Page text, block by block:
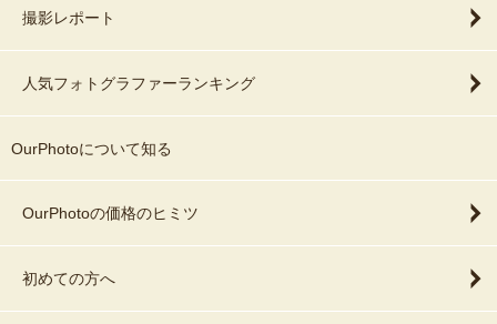
撮影レポート
人気フォトグラファーランキング
OurPhotoについて知る
OurPhotoの価格のヒミツ
初めての方へ